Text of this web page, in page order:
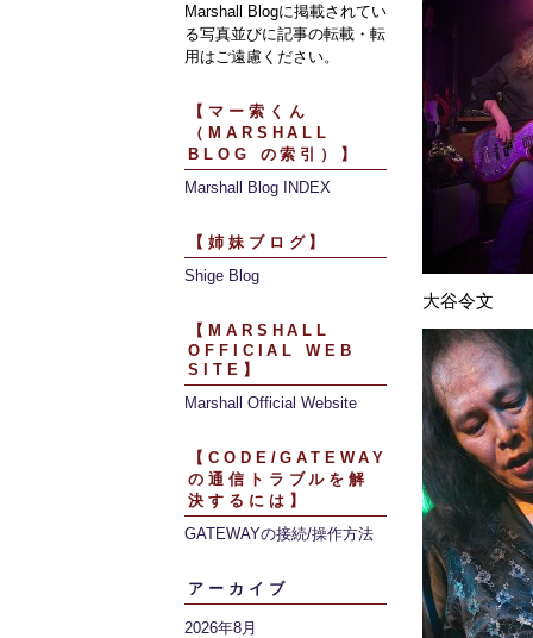
Marshall Blogに掲載されてい
る写真並びに記事の転載・転
用はご遠慮ください。
【マー索くん
（MARSHALL
BLOG の索引）】
Marshall Blog INDEX
【姉妹ブログ】
Shige Blog
【MARSHALL
OFFICIAL WEB
SITE】
Marshall Official Website
【CODE/GATEWAY
の通信トラブルを解
決するには】
GATEWAYの接続/操作方法
アーカイブ
2026年8月
大谷令文